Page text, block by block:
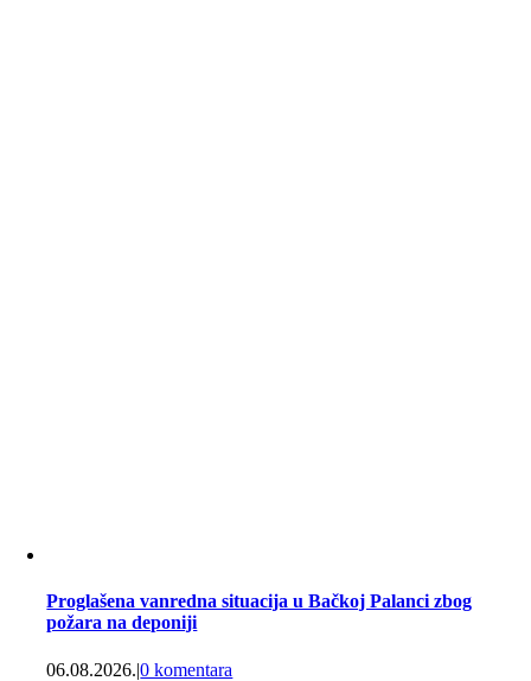
Proglašena vanredna situacija u Bačkoj Palanci zbog
požara na deponiji
06.08.2026.|0 komentara